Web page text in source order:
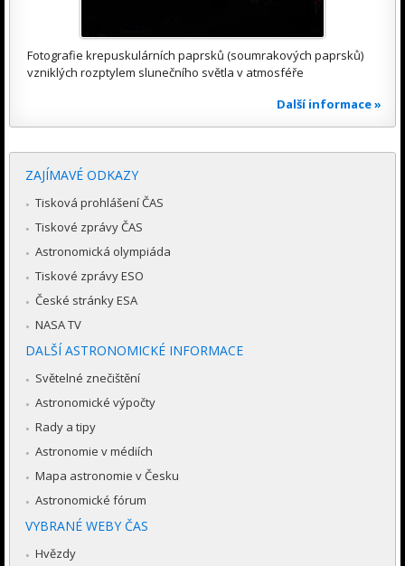
Fotografie krepuskulárních paprsků (soumrakových paprsků)
vzniklých rozptylem slunečního světla v atmosféře
Další informace »
ZAJÍMAVÉ ODKAZY
Tisková prohlášení ČAS
Tiskové zprávy ČAS
Astronomická olympiáda
Tiskové zprávy ESO
České stránky ESA
NASA TV
DALŠÍ ASTRONOMICKÉ INFORMACE
Světelné znečištění
Astronomické výpočty
Rady a tipy
Astronomie v médiích
Mapa astronomie v Česku
Astronomické fórum
VYBRANÉ WEBY ČAS
Hvězdy